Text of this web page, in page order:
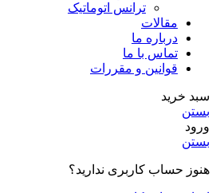
ترانس اتوماتیک
مقالات
درباره ما
تماس با ما
قوانین و مقررات
سبد خرید
بستن
ورود
بستن
هنوز حساب کاربری ندارید؟